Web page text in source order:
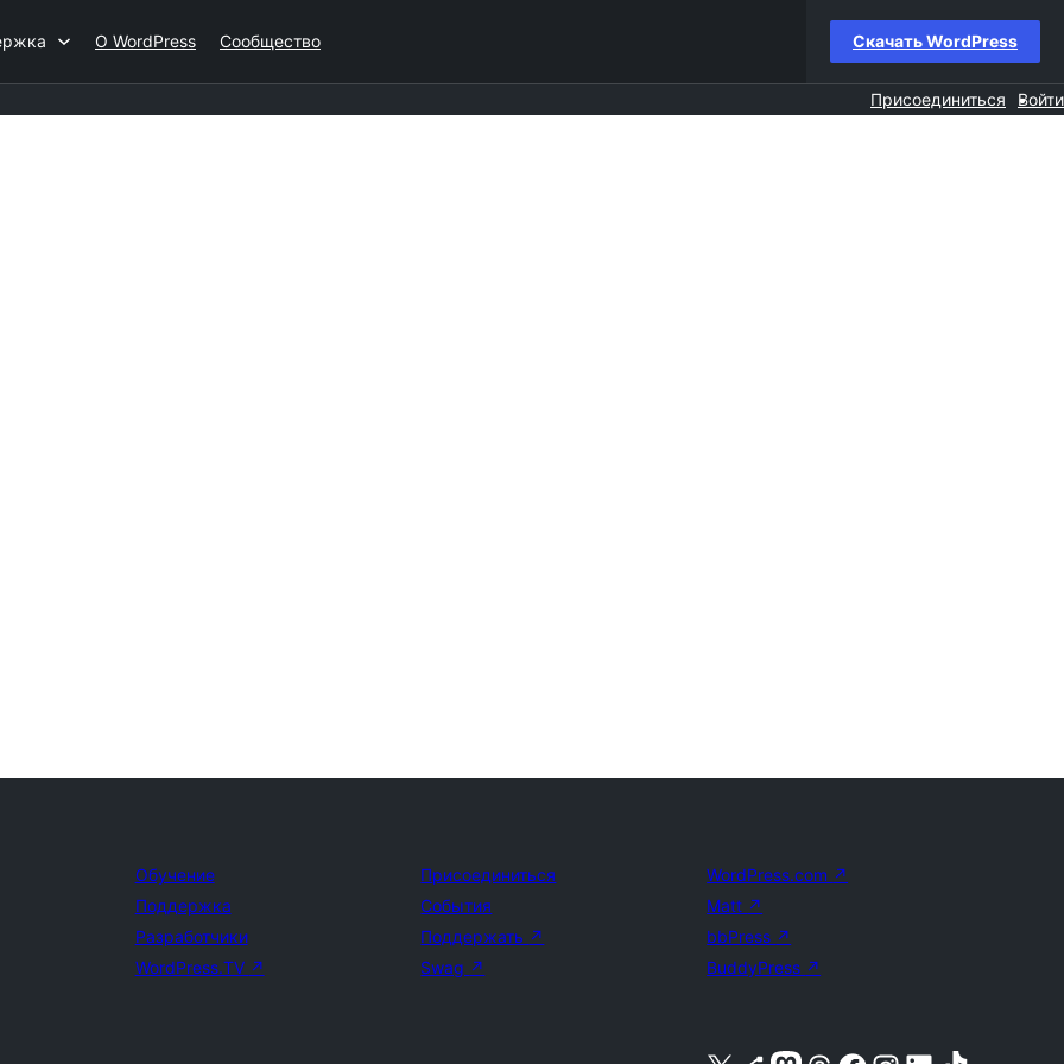
О WordPress Сообщество Скачать WordPress
Присоединиться Войти
Обучение
Поддержка
Разработчики
WordPress.TV ↗
Присоединиться
События
Поддержать ↗
Swag ↗
WordPress.com ↗
Matt ↗
bbPress ↗
BuddyPress ↗